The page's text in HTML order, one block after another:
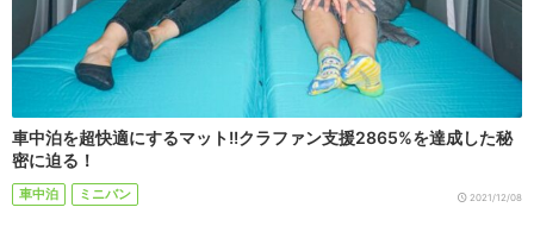
車中泊を超快適にするマット!!クラファン支援2865%を達成した秘
密に迫る！
車中泊 ミニバン 2021/12/08